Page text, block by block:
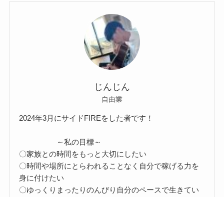
じんじん
自由業
2024年3月にサイドFIREをした者です！
～私の目標～
〇家族との時間をもっと大切にしたい
〇時間や場所にとらわれることなく自分で稼げる力を
身に付けたい
〇ゆっくりまったりのんびり自分のペースで生きてい